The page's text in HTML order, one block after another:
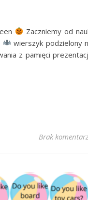
Zaczniemy od
wierszyk podzielony
z pamięci
Brak